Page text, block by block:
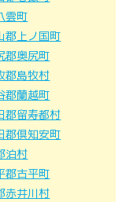
雲町
郡上ノ国町
郡奥尻町
郡島牧村
郡蘭越町
郡留寿都村
郡倶知安町
泊村
郡古平町
赤井川村